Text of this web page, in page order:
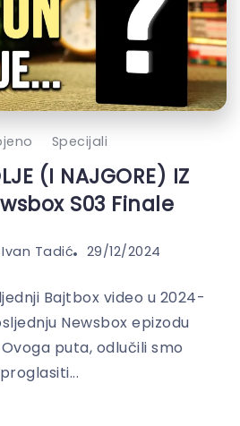
Specijali
(I NAJGORE) IZ
S03 Finale
Ivan Tadić 29/12/2024
Bajtbox video u 2024-
Newsbox epizodu
puta, odlučili smo
proglasiti...